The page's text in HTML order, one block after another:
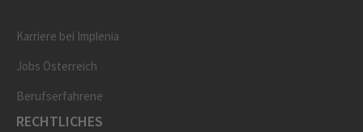
Karriere bei Implenia
Jobs Österreich
Berufserfahrene
RECHTLICHES